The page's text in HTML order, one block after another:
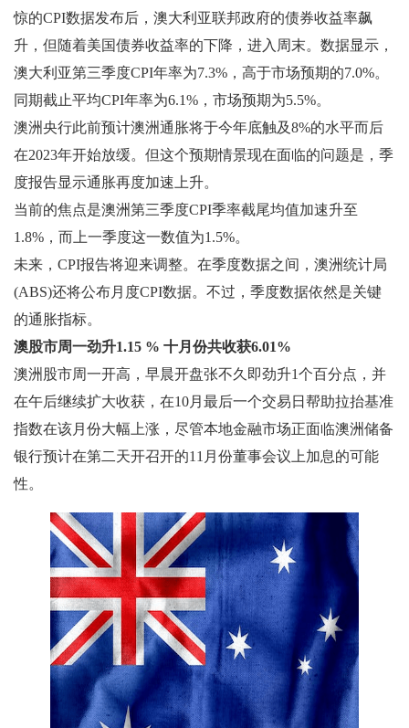
惊的CPI数据发布后，澳大利亚联邦政府的债券收益率飙
升，但随着美国债券收益率的下降，进入周末。数据显示，
澳大利亚第三季度CPI年率为7.3%，高于市场预期的7.0%。
同期截止平均CPI年率为6.1%，市场预期为5.5%。
澳洲央行此前预计澳洲通胀将于今年底触及8%的水平而后
在2023年开始放缓。但这个预期情景现在面临的问题是，季
度报告显示通胀再度加速上升。
当前的焦点是澳洲第三季度CPI季率截尾均值加速升至
1.8%，而上一季度这一数值为1.5%。
未来，CPI报告将迎来调整。在季度数据之间，澳洲统计局
(ABS)还将公布月度CPI数据。不过，季度数据依然是关键
的通胀指标。
澳股市周一劲升1.15 % 十月份共收获6.01%
澳洲股市周一开高，早晨开盘张不久即劲升1个百分点，并
在午后继续扩大收获，在10月最后一个交易日帮助拉抬基准
指数在该月份大幅上涨，尽管本地金融市场正面临澳洲储备
银行预计在第二天开召开的11月份董事会议上加息的可能
性。